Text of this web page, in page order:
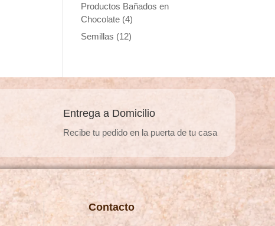
Productos Bañados en
Chocolate (4)
Semillas (12)
Entrega a Domicilio
Recibe tu pedido en la puerta de tu casa
Contacto